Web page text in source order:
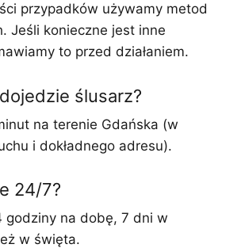
przypadków używamy metod
Jeśli konieczne jest inne
to przed działaniem.
ślusarz?
na terenie Gdańska (w
i dokładnego adresu).
24/7?
na dobę, 7 dni w
w święta.